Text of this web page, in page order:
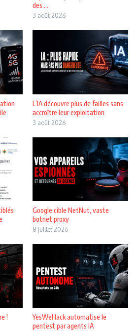
des ...
3 août 2026
L’IA découvre plus de failles sans
accroître leur exploitation
3 août 2026
Google cible NetNut, vaste
botnet proxy
8 juillet 2026
!
YesWeHack automatise le
pentest par agents IA